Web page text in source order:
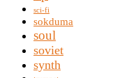
sci-fi
sokduma
soul
soviet
synth